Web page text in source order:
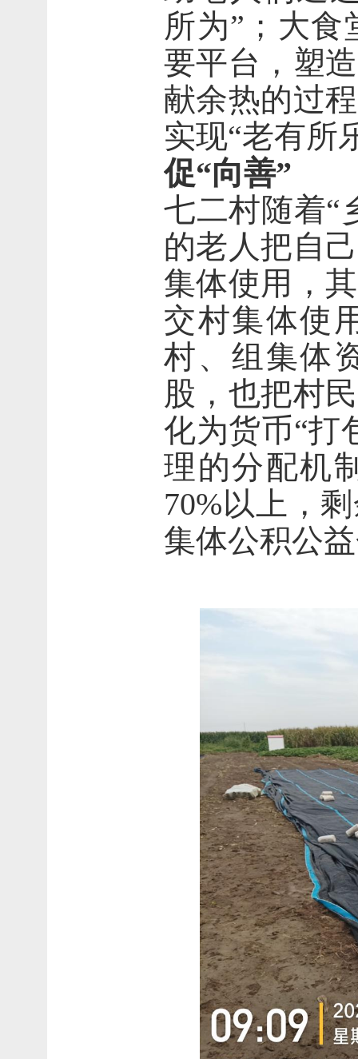
所为”；大
要平台，塑
献余热的过
实现“老有所
促“向善”
七二村随着“
的老人把自
集体使用，
交村集体使
村、组集体
股，也把村
化为货币“打
理的分配机
70%以上，
集体公积公